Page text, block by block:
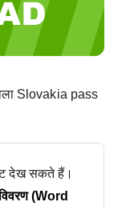
Slovakia pass
देख सकते हैं।
(Word